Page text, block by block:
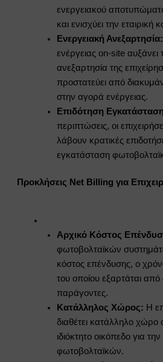
ενεργειακού
και ενισχύει την εταιρική
Ενεργειακή Ανεξαρτησία:
ενέργειας on-site αυξάνει
ανεξαρτησία της
προστατεύει από
στην αγορά ενέργειας.
Επιδότηση
περιπτώσεις, οι
λάβουν κρατικές
εγκατάσταση
Προκλήσεις Net Billing για
Αρχικό Κόστος
φωτοβολταϊκών
κόστος επένδυσης, ο
του οποίου εξαρτάται από
παράγοντες.
Κατάλληλος Χώρος: Η
διαθέτει κατάλληλο
ιδιόκτητο οικόπεδο για
φωτοβολταϊκών.